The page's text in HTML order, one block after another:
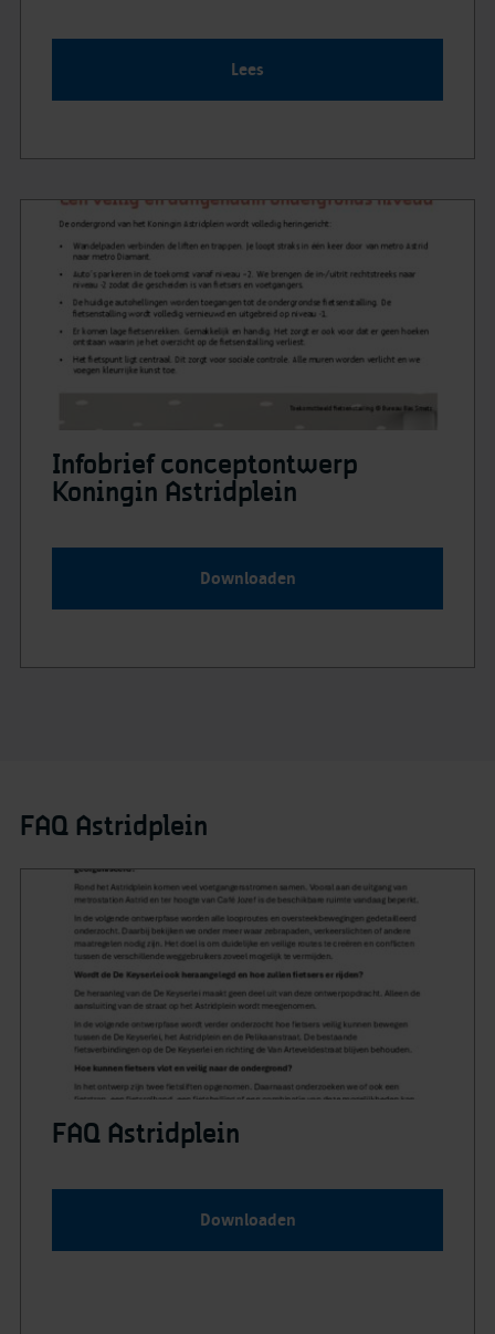
Lees
Infobrief conceptontwerp
Koningin Astridplein
Downloaden
FAQ Astridplein
FAQ Astridplein
Downloaden